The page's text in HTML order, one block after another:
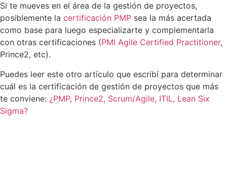
Si te mueves en el área de la gestión de proyectos,
posiblemente la certificación PMP sea la más acertada
como base para luego especializarte y complementarla
con otras certificaciones (PMI Agile Certified Practitioner,
Prince2, etc).
Puedes leer este otro artículo que escribí para determinar
cuál es la certificación de gestión de proyectos que más
te conviene: ¿PMP, Prince2, Scrum/Agile, ITIL, Lean Six
Sigma?